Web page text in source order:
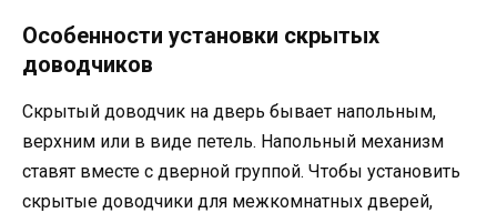
Особенности установки скрытых
доводчиков
Скрытый доводчик на дверь бывает напольным,
верхним или в виде петель. Напольный механизм
ставят вместе с дверной группой. Чтобы установить
скрытые доводчики для межкомнатных дверей,